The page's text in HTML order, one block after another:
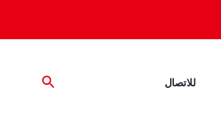
للاتصال البحث